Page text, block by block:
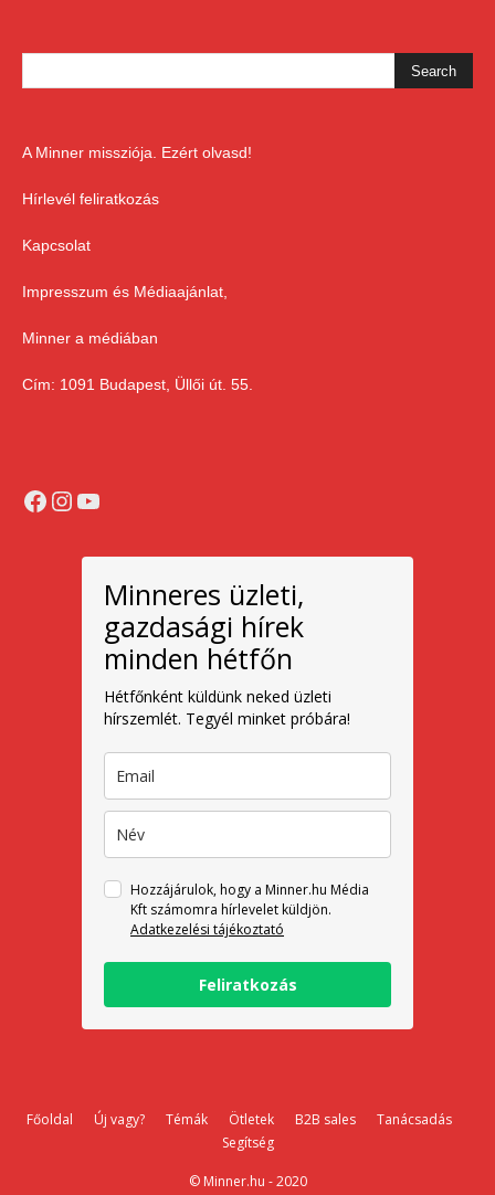
A Minner missziója. Ezért olvasd!
Hírlevél feliratkozás
Kapcsolat
Impresszum és Médiaajánlat,
Minner a médiában
Cím: 1091 Budapest, Üllői út. 55.
Facebook
Instagram
YouTube
Minneres üzleti,
gazdasági hírek
minden hétfőn
Hétfőnként küldünk neked üzleti
hírszemlét. Tegyél minket próbára!
Hozzájárulok, hogy a Minner.hu Média
Kft számomra hírlevelet küldjön.
Adatkezelési tájékoztató
Feliratkozás
Főoldal Új vagy? Témák Ötletek B2B sales
Tanácsadás
Segítség
© Minner.hu - 2020